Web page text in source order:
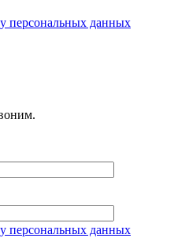
персональных данных
персональных данных